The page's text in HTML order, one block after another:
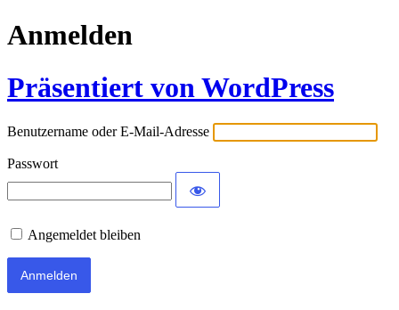
Anmelden
Präsentiert von WordPress
Benutzername oder E-Mail-Adresse
Passwort
Angemeldet bleiben